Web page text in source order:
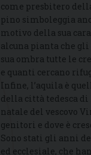
come presbitero
pino simboleggia
motivo della sua
alcuna pianta che gli
sua ombra tutte le
e quanti cercano
Infine, l’aquila è
della città tedesca
natale del vescovo
genitori e dove è
Sono stati gli anni
ed ecclesiale, che